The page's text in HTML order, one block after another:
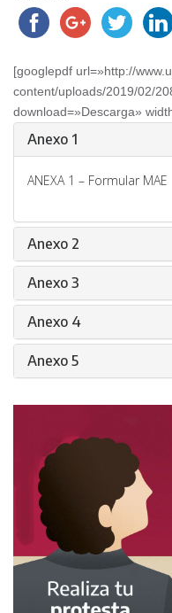
[googlepdf url=»http://
content/uploads/2019/02/
download=»Descarga»
Anexo 1
ANEXA 1 – Formular MAE
Anexo 2
Anexo 3
Anexo 4
Anexo 5